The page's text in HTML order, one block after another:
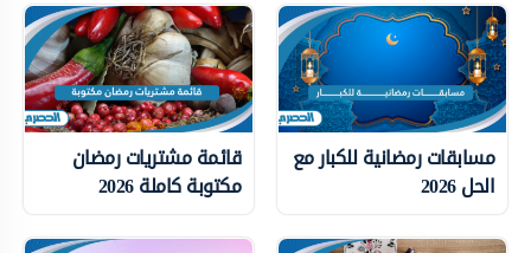
مسابقات رمضانية للكبار مع
الحل 2026
قائمة مشتريات رمضان
مكتوبة كاملة 2026